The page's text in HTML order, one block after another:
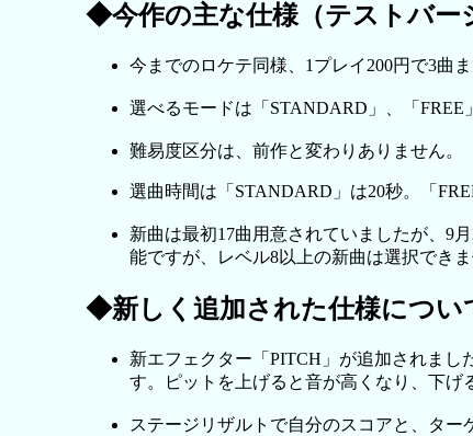
◆今作の主な仕様（テストバー
今までのロケテ同様、1プレイ200円で3曲
選べるモードは「STANDARD」、「FREE
難易度区分は、前作と変わりありません。
選曲時間は「STANDARD」は20秒。「
新曲は最初17曲用意されていましたが、9
能ですが、レベル8以上の新曲は選択でき
◆新しく追加された仕様につい
新エフェクター「PITCH」が追加されま
す。ピットを上げると音が高くなり、下げ
ステージリザルトで自分のスコアと、タ